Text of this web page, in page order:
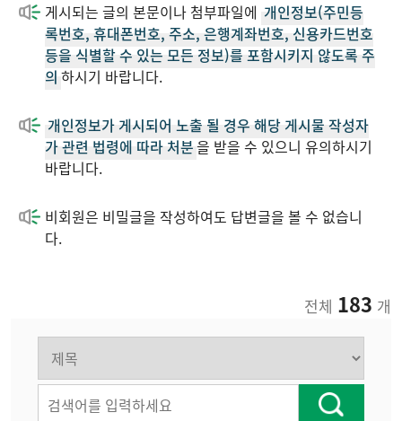
공지사항 테크노CEO과정 문의하기
게시되는 글의 본문이나 첨부파일에 개인정보(주민등
록번호, 휴대폰번호, 주소, 은행계좌번호, 신용카드번호
등을 식별할 수 있는 모든 정보)를 포함시키지 않도록 주
의 하시기 바랍니다.
개인정보가 게시되어 노출 될 경우 해당 게시물 작성자
가 관련 법령에 따라 처분을 받을 수 있으니 유의하시기
바랍니다.
비회원은 비밀글을 작성하여도 답변글을 볼 수 없습니
다.
전체 183 개